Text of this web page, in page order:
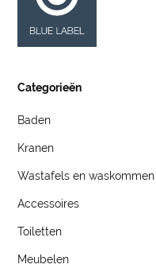
Categorieën
Baden
Kranen
Wastafels en waskommen
Accessoires
Toiletten
Meubelen